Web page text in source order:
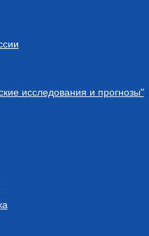
исследования и прогнозы"